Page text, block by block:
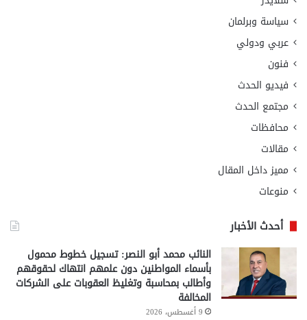
سياسة وبرلمان
عربي ودولي
فنون
فيديو الحدث
مجتمع الحدث
محافظات
مقالات
مميز داخل المقال
منوعات
أحدث الأخبار
النائب محمد أبو النصر: تسجيل خطوط محمول
بأسماء المواطنين دون علمهم انتهاك لحقوقهم
وأطالب بمحاسبة وتغليظ العقوبات على الشركات
المخالفة
9 أغسطس، 2026